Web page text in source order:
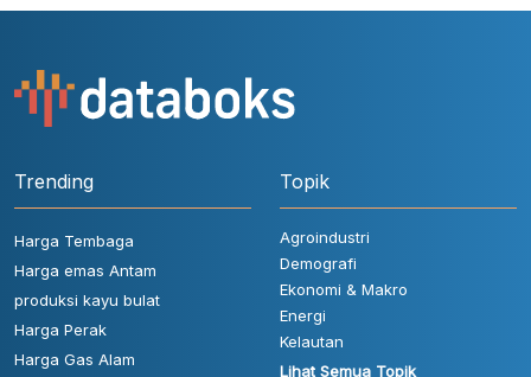
Trending
Harga Tembaga
Harga emas Antam
produksi kayu bulat
Harga Perak
Harga Gas Alam
Topik
Agroindustri
Demografi
Ekonomi & Makro
Energi
Kelautan
Lihat Semua Topik